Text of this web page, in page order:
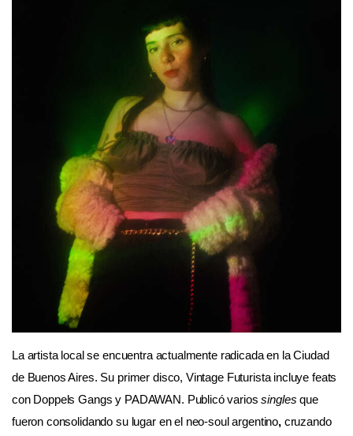
La artista local se encuentra actualmente radicada en la Ciudad
de Buenos Aires. Su primer disco, Vintage Futuristaincluye feats
con Doppels Gangs y PADAWAN. Publicó variossingles que
fueron consolidando su lugar en el neo-soul argentino, cruzando